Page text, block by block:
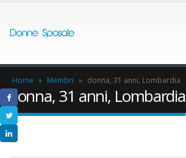
Home » Membri » donna, 31 anni, Lombardia
donna, 31 anni, Lombardia